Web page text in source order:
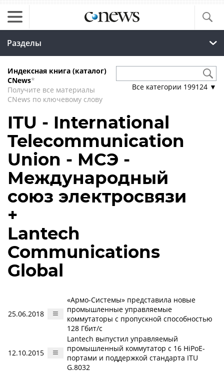
Разделы
Индексная книга (каталог)
CNews*
Получите все материалы
CNews по ключевому слову
Все категории 199124 ▼
ITU - International
Telecommunication
Union - МСЭ -
Международный
союз электросвязи
+
Lantech
Communications
Global
25.06.2018
«Армо-Системы» представила новые
промышленные управляемые
коммутаторы с пропускной способностью
128 Гбит/с
12.10.2015
Lantech выпустил управляемый
промышленный коммутатор с 16 HiPoE-
портами и поддержкой стандарта ITU
G.8032